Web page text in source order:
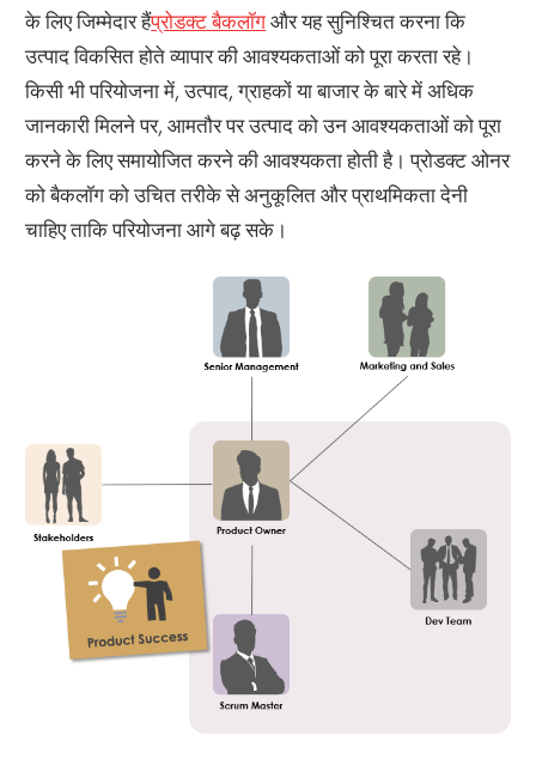
के लिए जिम्मेदार हैंप्रोडक्ट बैकलॉगऔर यह सुनिश्चित करना कि
उत्पाद विकसित होते व्यापार की आवश्यकताओं को पूरा करता रहे।
किसी भी परियोजना में, उत्पाद, ग्राहकों या बाजार के बारे में अधिक
जानकारी मिलने पर, आमतौर पर उत्पाद को उन आवश्यकताओं को पूरा
करने के लिए समायोजित करने की आवश्यकता होती है। प्रोडक्ट ओनर
को बैकलॉग को उचित तरीके से अनुकूलित और प्राथमिकता देनी
चाहिए ताकि परियोजना आगे बढ़ सके।